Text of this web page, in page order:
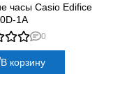
часы Casio Edifice
1A
0
В корзину